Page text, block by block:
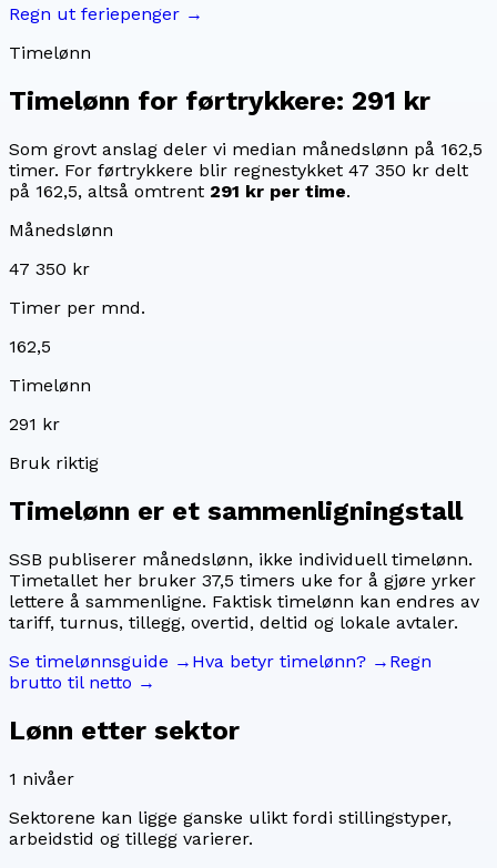
Regn ut feriepenger →
Timelønn
Timelønn for førtrykkere: 291 kr
Som grovt anslag deler vi median månedslønn på 162,5
timer. For førtrykkere blir regnestykket 47 350 kr delt
på 162,5, altså omtrent 291 kr per time.
Månedslønn
47 350 kr
Timer per mnd.
162,5
Timelønn
291 kr
Bruk riktig
Timelønn er et sammenligningstall
SSB publiserer månedslønn, ikke individuell timelønn.
Timetallet her bruker 37,5 timers uke for å gjøre yrker
lettere å sammenligne. Faktisk timelønn kan endres av
tariff, turnus, tillegg, overtid, deltid og lokale avtaler.
Se timelønnsguide → Hva betyr timelønn? → Regn
brutto til netto →
Lønn etter sektor
1 nivåer
Sektorene kan ligge ganske ulikt fordi stillingstyper,
arbeidstid og tillegg varierer.